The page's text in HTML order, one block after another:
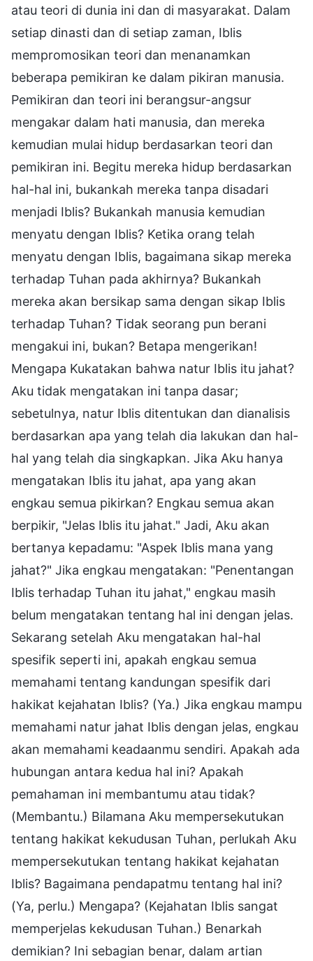
atau teori di dunia ini dan di masyarakat. Dalam
setiap dinasti dan di setiap zaman, Iblis
mempromosikan teori dan menanamkan
beberapa pemikiran ke dalam pikiran manusia.
Pemikiran dan teori ini berangsur-angsur
mengakar dalam hati manusia, dan mereka
kemudian mulai hidup berdasarkan teori dan
pemikiran ini. Begitu mereka hidup berdasarkan
hal-hal ini, bukankah mereka tanpa disadari
menjadi Iblis? Bukankah manusia kemudian
menyatu dengan Iblis? Ketika orang telah
menyatu dengan Iblis, bagaimana sikap mereka
terhadap Tuhan pada akhirnya? Bukankah
mereka akan bersikap sama dengan sikap Iblis
terhadap Tuhan? Tidak seorang pun berani
mengakui ini, bukan? Betapa mengerikan!
Mengapa Kukatakan bahwa natur Iblis itu jahat?
Aku tidak mengatakan ini tanpa dasar;
sebetulnya, natur Iblis ditentukan dan dianalisis
berdasarkan apa yang telah dia lakukan dan hal-
hal yang telah dia singkapkan. Jika Aku hanya
mengatakan Iblis itu jahat, apa yang akan
engkau semua pikirkan? Engkau semua akan
berpikir, "Jelas Iblis itu jahat." Jadi, Aku akan
bertanya kepadamu: "Aspek Iblis mana yang
jahat?" Jika engkau mengatakan: "Penentangan
Iblis terhadap Tuhan itu jahat," engkau masih
belum mengatakan tentang hal ini dengan jelas.
Sekarang setelah Aku mengatakan hal-hal
spesifik seperti ini, apakah engkau semua
memahami tentang kandungan spesifik dari
hakikat kejahatan Iblis? (Ya.) Jika engkau mampu
memahami natur jahat Iblis dengan jelas, engkau
akan memahami keadaanmu sendiri. Apakah ada
hubungan antara kedua hal ini? Apakah
pemahaman ini membantumu atau tidak?
(Membantu.) Bilamana Aku mempersekutukan
tentang hakikat kekudusan Tuhan, perlukah Aku
mempersekutukan tentang hakikat kejahatan
Iblis? Bagaimana pendapatmu tentang hal ini?
(Ya, perlu.) Mengapa? (Kejahatan Iblis sangat
memperjelas kekudusan Tuhan.) Benarkah
demikian? Ini sebagian benar, dalam artian